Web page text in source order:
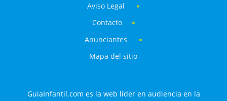
Aviso Legal
Contacto
Anunciantes
Mapa del sitio
GuiaInfantil.com es la web líder en audiencia en la